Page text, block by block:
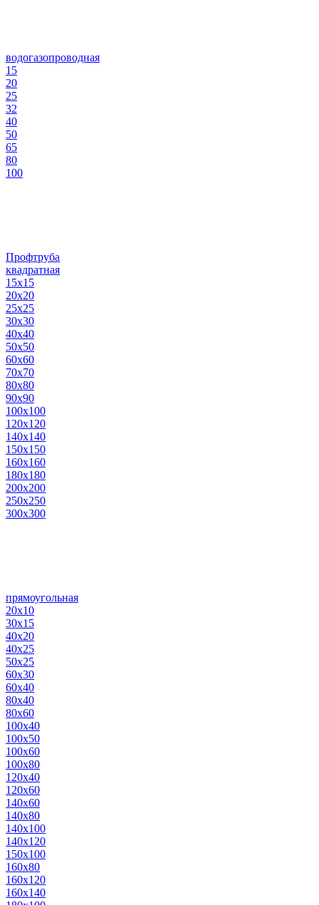
водогазопроводная
15
20
25
32
40
50
65
80
100
Профтруба
квадратная
15х15
20х20
25х25
30х30
40х40
50х50
60х60
70х70
80х80
90х90
100х100
120х120
140х140
150х150
160х160
180х180
200х200
250х250
300х300
прямоугольная
20х10
30х15
40х20
40х25
50х25
60х30
60х40
80х40
80х60
100х40
100х50
100х60
100х80
120х40
120х60
140х60
140х80
140х100
140х120
150х100
160х80
160х120
160х140